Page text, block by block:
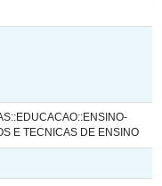
E TECNICAS DE ENSINO